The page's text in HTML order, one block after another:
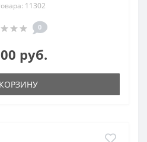
11302
0
руб.